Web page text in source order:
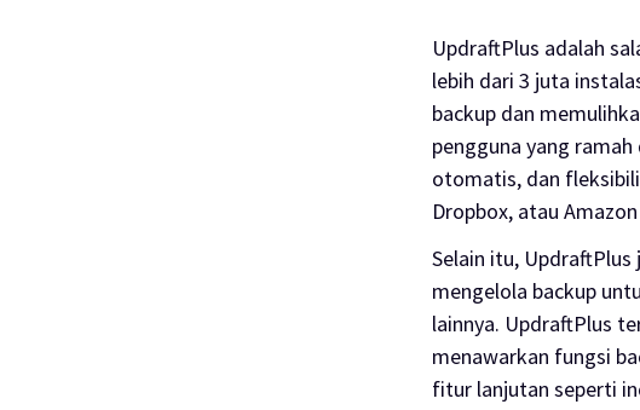
UpdraftPlus adalah
lebih dari 3 juta
backup dan
pengguna yang
otomatis, dan
Dropbox, atau Amazon
Selain itu,
mengelola backup
lainnya. UpdraftPlus
menawarkan fungsi
fitur lanjutan seperti